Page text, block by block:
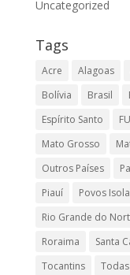
Uncategorized
Tags
Acre Alagoas
Bolívia
Brasil
Espírito Santo
Mato Grosso
Outros Países
Piauí
Povos
Rio Grande do
Roraima
Santa
Tocantins